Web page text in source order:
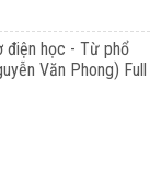
điện học - Từ phổ
Văn Phong) Full